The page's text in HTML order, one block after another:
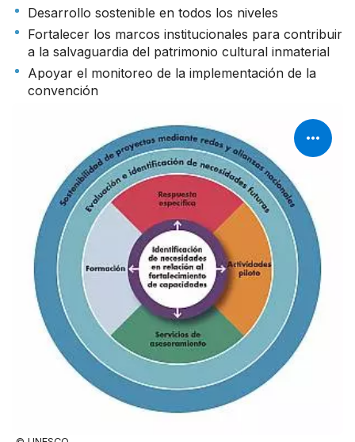
Desarrollo sostenible en todos los niveles
Fortalecer los marcos institucionales para contribuir
a la salvaguardia del patrimonio cultural inmaterial
Apoyar el monitoreo de la implementación de la
convención